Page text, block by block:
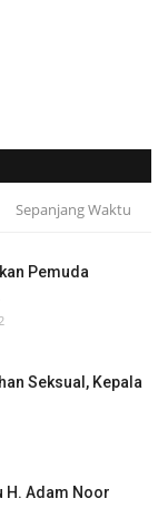
Sepanjang Waktu
Pemuda
Seksual, Kepala
H. Adam Noor